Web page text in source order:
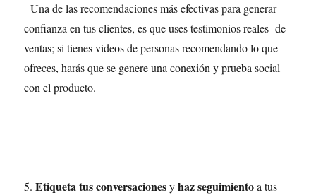
Una de las recomendaciones más efectivas para generar
confianza en tus clientes, es que uses testimonios reales de
ventas; si tienes videos de personas recomendando lo que
ofreces, harás que se genere una conexión y prueba social
con el producto.
5. Etiqueta tus conversacionesyhaz seguimientoa tus